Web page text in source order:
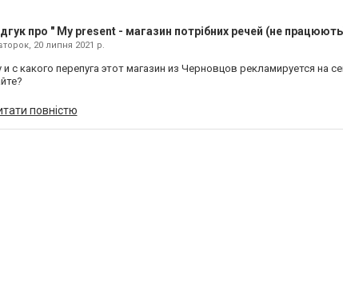
про " My present - магазин потрібних речей (не
20 липня 2021 р.
и с какого перепуга этот магазин из Черновцов рекламируется на
повністю